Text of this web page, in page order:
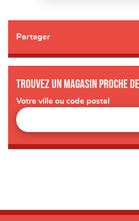
Partager
Trouvez un magasin proche
Votre ville ou code postal